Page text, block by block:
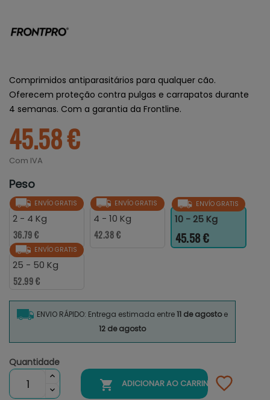
Comprimidos antiparasitários para qualquer cão.
Oferecem proteção contra pulgas e carrapatos durante
4 semanas. Com a garantia da Frontline.
45.58 €
Com IVA
Peso
ENVÍO GRATIS
2 - 4 Kg
36.79 €
ENVÍO GRATIS
4 - 10 Kg
42.38 €
ENVÍO GRATIS
10 - 25 Kg
45.58 €
ENVÍO GRATIS
25 - 50 Kg
52.99 €
ENVIO RÁPIDO: Entrega estimada entre11 de agostoe
12 de agosto
Quantidade
 ADICIONAR AO CARRINHO